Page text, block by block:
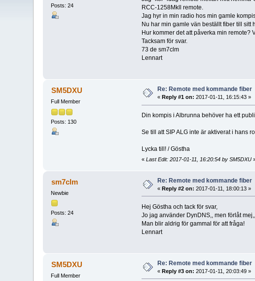
Posts: 24
RCC-1258Mkll remote.
Jag hyr in min radio hos min gamle
Nu har min gamle vän beställt fiber till sitt
Hur kommer det att påverka min
Tacksam för svar.
73 de sm7clm
Lennart
SM5DXU
Full Member
Posts: 130
Re: Remote med kommande fiber
« Reply #1 on: 2017-01-11, 16:15:43 »
Din kompis i Albrunna behöver ha ett
Se till att SIP ALG inte är aktiverat i hans
Lycka till! / Göstha
« Last Edit: 2017-01-11, 16:20:54 by SM5DXU
sm7clm
Newbie
Posts: 24
Re: Remote med kommande fiber
«Reply #2 on: 2017-01-11, 18:00:13 »
Hej Göstha och tack för svar,
Jo jag använder DynDNS,, men förlåt
Man blir aldrig för gammal för att fråga!
Lennart
SM5DXU
Full Member
Re: Remote med kommande fiber
«Reply #3 on: 2017-01-11, 20:03:49 »